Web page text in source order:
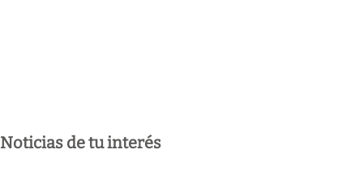
Noticias de tu interés